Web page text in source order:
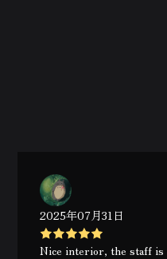
2025年07月31日
Nice interior, the staff is